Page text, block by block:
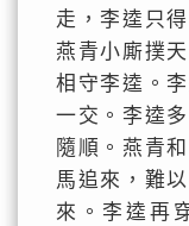
走，李逵只
燕青小廝撲
相守李逵。
一交。李逵
隨順。燕青
馬追來，難
來。李逵再